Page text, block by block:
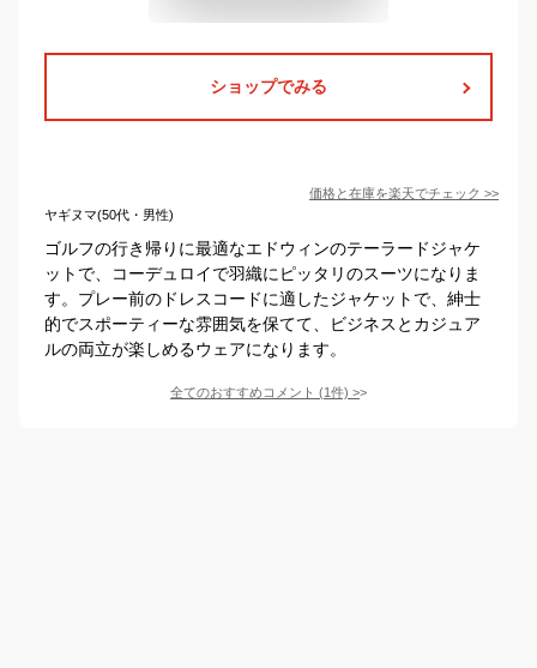
ショップでみる
価格と在庫を楽天でチェック >>
ヤギヌマ(50代・男性)
ゴルフの行き帰りに最適なエドウィンのテーラードジャケ
ットで、コーデュロイで羽織にピッタリのスーツになりま
す。プレー前のドレスコードに適したジャケットで、紳士
的でスポーティーな雰囲気を保てて、ビジネスとカジュア
ルの両立が楽しめるウェアになります。
全てのおすすめコメント (1件) >